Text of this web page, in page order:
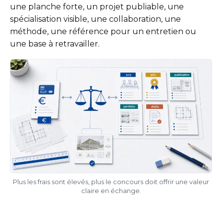
une planche forte, un projet publiable, une
spécialisation visible, une collaboration, une
méthode, une référence pour un entretien ou
une base à retravailler.
Plus les frais sont élevés, plus le concours doit offrir une valeur
claire en échange.